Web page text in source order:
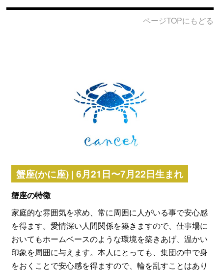
ページTOPにもどる
蟹座(かに座) | 6月21日〜7月22日生まれ
蟹座の特徴
家庭的な雰囲気を求め、常に周囲に人がいる事で安心感
を得ます。愛情深い人間関係を築きますので、仕事場に
おいてもホームベースのような環境を築きあげ、温かい
印象を周囲に与えます。本人にとっても、集団の中で身
をおくことで安心感を得ますので、輪を乱すことはあり